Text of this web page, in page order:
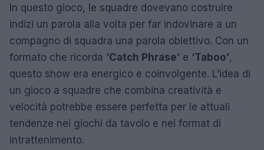
In questo gioco, le squadre dovevano costruire
indizi un parola alla volta per far indovinare a un
compagno di squadra una parola obiettivo. Con un
formato che ricorda ‘Catch Phrase’ e ‘Taboo’,
questo show era energico e coinvolgente. L’idea di
un gioco a squadre che combina creatività e
velocità potrebbe essere perfetta per le attuali
tendenze nei giochi da tavolo e nei format di
intrattenimento.